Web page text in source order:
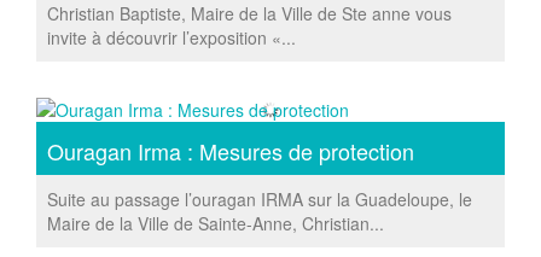
Christian Baptiste, Maire de la Ville de Ste anne vous
invite à découvrir l’exposition «...
Ouragan Irma : Mesures de protection
Suite au passage l’ouragan IRMA sur la Guadeloupe, le
Maire de la Ville de Sainte-Anne, Christian...